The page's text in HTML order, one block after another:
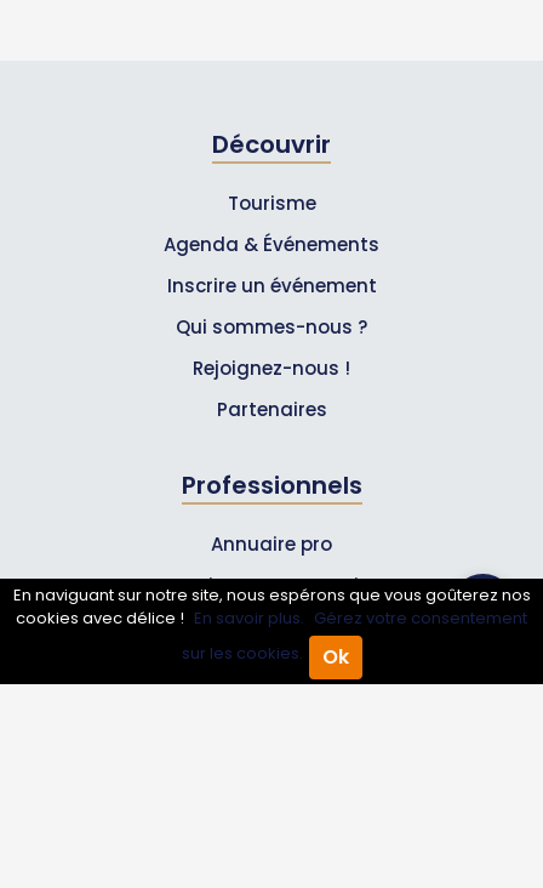
Annuaire Pro Agenda
Découvrir
Tourisme
Agenda & Événements
Inscrire un événement
Qui sommes-nous ?
Rejoignez-nous !
Partenaires
Professionnels
Annuaire pro
Inscrire mon entreprise
Les Abonnements Pros
En naviguant sur notre site, nous espérons que vous goûterez nos
cookies avec délice ! En savoir plus. Gérez votre consentement
sur les cookies.
Ok